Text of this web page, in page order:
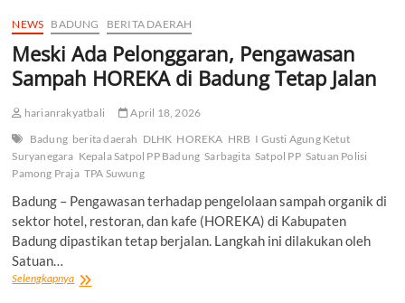
Med
Bali
di
Nusa
Dua,
Berawal
dari
NEWS BADUNG BERITA DAERAH
Meski Ada Pelonggaran, Pengawasan
Sampah HOREKA di Badung Tetap Jalan
harianrakyatbali
April 18, 2026
Badung berita daerah DLHK HOREKA HRB I Gusti Agung Ketut
Suryanegara Kepala Satpol PP Badung Sarbagita Satpol PP Satuan Polisi
Pamong Praja TPA Suwung
Badung – Pengawasan terhadap pengelolaan sampah organik di
sektor hotel, restoran, dan kafe (HOREKA) di Kabupaten
Badung dipastikan tetap berjalan. Langkah ini dilakukan oleh
Satuan…
SelengkapnyaMeski